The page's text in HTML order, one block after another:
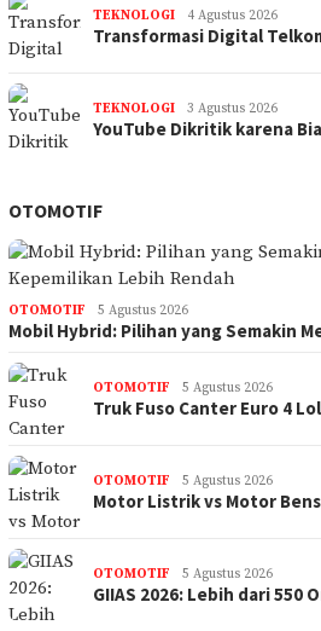
TEKNOLOGI 4 Agustus 2026
Transformasi Digital
TEKNOLOGI 3 Agustus 2026
YouTube Dikritik karena
OTOMOTIF
OTOMOTIF 5 Agustus 2026
Mobil Hybrid: Pilihan yang Semakin
OTOMOTIF 5 Agustus 2026
Truk Fuso Canter Euro 4
OTOMOTIF 5 Agustus 2026
Motor Listrik vs Motor
OTOMOTIF 5 Agustus 2026
GIIAS 2026: Lebih dari 550